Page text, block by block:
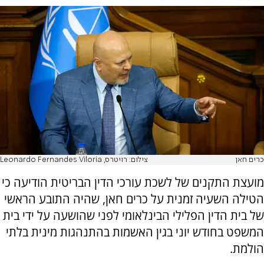
כרים חאן צילום: רויטרס, Leonardo Fernandes Viloria
מועצת התקנים של לשכת עורכי הדין הבריטית הודיעה כי
הטילה השעיה זמנית על כרים חאן, שהיה התובע הראשי
של בית הדין הפלילי הבינלאומי לפני שהושעה על ידי בית
המשפט בחודש יוני בגין האשמות בהתנהגות מינית בלתי
הולמת.